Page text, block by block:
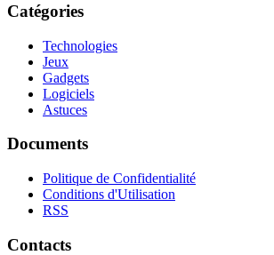
Catégories
Technologies
Jeux
Gadgets
Logiciels
Astuces
Documents
Politique de Confidentialité
Conditions d'Utilisation
RSS
Contacts